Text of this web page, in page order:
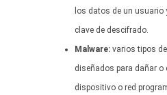
los datos de un usuario
clave de descifrado.
Malware: varios tipos
diseñados para dañar o
dispositivo o red